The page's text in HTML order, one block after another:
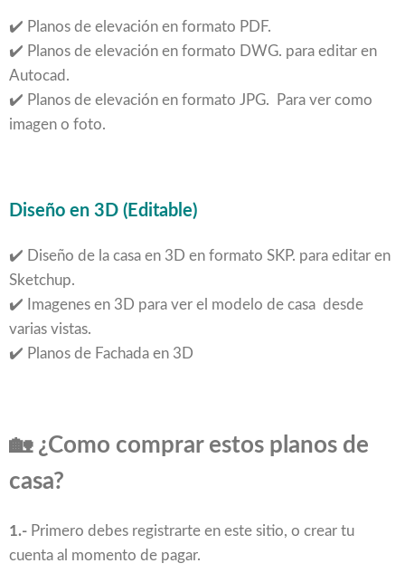
✔️ Planos de elevación en formato PDF.
✔️ Planos de elevación en formato DWG. para editar en
Autocad.
✔️ Planos de elevación en formato JPG. Para ver como
imagen o foto.
Diseño en 3D (Editable)
✔️ Diseño de la casa en 3D en formato SKP. para editar en
Sketchup.
✔️ Imagenes en 3D para ver el modelo de casa desde
varias vistas.
✔️ Planos de Fachada en 3D
🏡 ¿Como comprar estos planos de
casa?
1.- Primero debes registrarte en este sitio, o crear tu
cuenta al momento de pagar.